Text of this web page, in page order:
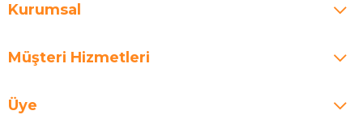
Kurumsal
Müşteri Hizmetleri
Üye